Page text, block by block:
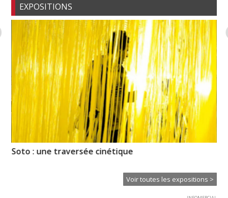
EXPOSITIONS
Soto : une traversée cinétique
Voir toutes les expositions >